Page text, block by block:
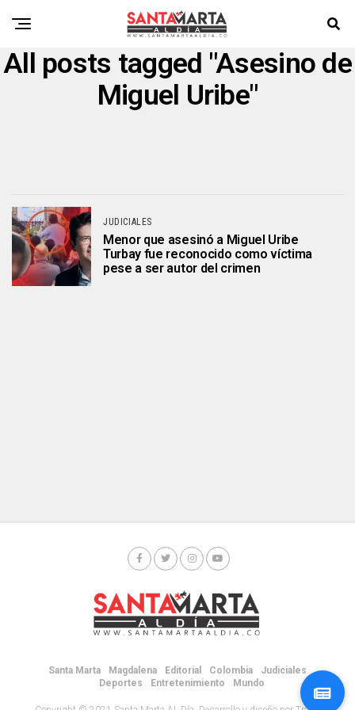
All posts tagged "Asesino de
Miguel Uribe"
JUDICIALES
Menor que asesinó a Miguel Uribe
Turbay fue reconocido como víctima
pese a ser autor del crimen
Santa Marta Magdalena Editorial Colombia
Judiciales
Deportes
Entretenimiento Mundo